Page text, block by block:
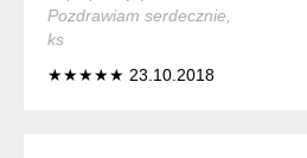
Pozdrawiam serdecznie,
ks
★★★★★ 23.10.2018